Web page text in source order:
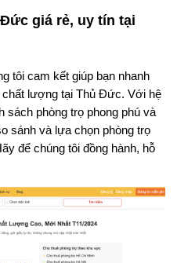
giá rẻ, uy tín tại
tôi cam kết giúp bạn nhanh
chất lượng tại Thủ Đức. Với hệ
sách phòng trọ phong phú và
sánh và lựa chọn phòng trọ
để chúng tôi đồng hành, hỗ